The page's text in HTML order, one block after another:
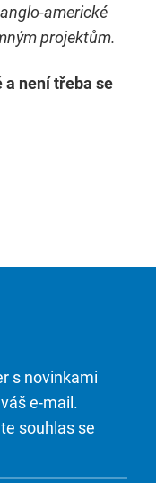
americké
projektům.
a není třeba se
s novinkami
e-mail.
souhlas se